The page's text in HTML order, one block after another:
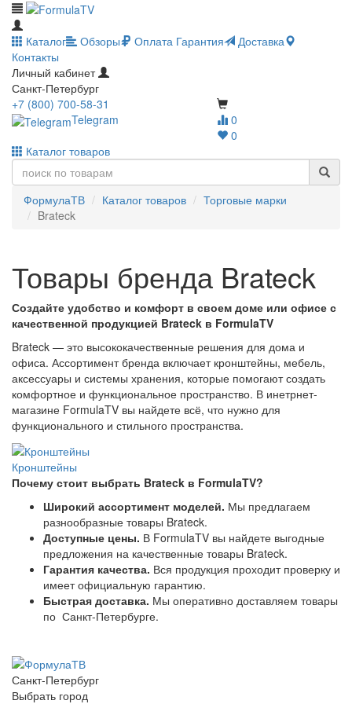
Каталог Обзоры Оплата Гарантия
Доставка
Контакты
Личный кабинет
Санкт-Петербург
0
0
+7 (800) 700-58-31
Telegram
Каталог товаров
ФормулаТВ Каталог товаров
Торговые марки
Brateck
Товары бренда Brateck
Создайте удобство и комфорт в своем доме или офисе с
качественной продукцией Brateck в FormulaTV
Brateck — это высококачественные решения для дома и
офиса. Ассортимент бренда включает кронштейны, мебель,
аксессуары и системы хранения, которые помогают создать
комфортное и функциональное пространство. В инетрнет-
магазине FormulaTV вы найдете всё, что нужно для
функционального и стильного пространства.
Кронштейны
Почему стоит выбрать Brateck в FormulaTV?
Широкий ассортимент моделей. Мы предлагаем
разнообразные товары Brateck.
Доступные цены. В FormulaTV вы найдете выгодные
предложения на качественные товары Brateck.
Гарантия качества. Вся продукция проходит проверку и
имеет официальную гарантию.
Быстрая доставка. Мы оперативно доставляем товары
по Санкт-Петербурге.
Санкт-Петербург
Выбрать город